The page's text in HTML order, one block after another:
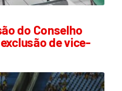
do Conselho
de vice-